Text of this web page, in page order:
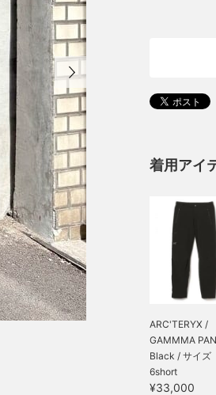
着用アイ
ARC'TERYX /
GAMMMA
Black / サイズ
6short
¥33,000